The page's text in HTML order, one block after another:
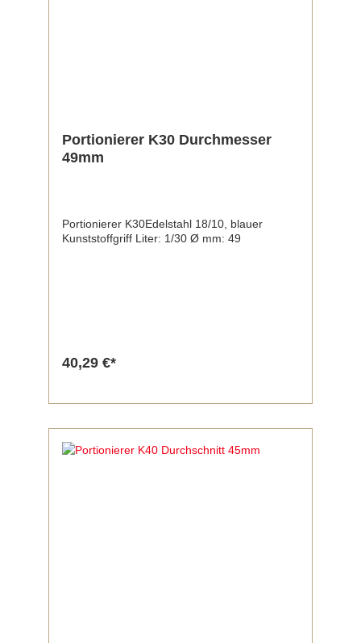
Portionierer K30 Durchmesser
49mm
Portionierer K30Edelstahl 18/10, blauer
Kunststoffgriff Liter: 1/30 Ø mm: 49
40,29 €*